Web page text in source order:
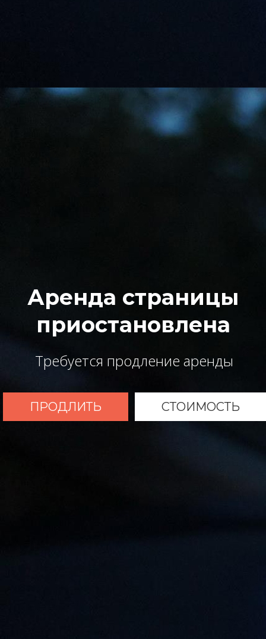
Аренда страницы
приостановлена
Требуется продление аренды
ПРОДЛИТЬ СТОИМОСТЬ